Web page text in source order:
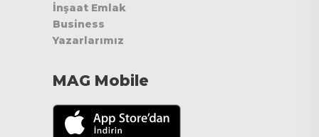
İnşaat Emlak
Business
Yazarlarımız
MAG Mobile